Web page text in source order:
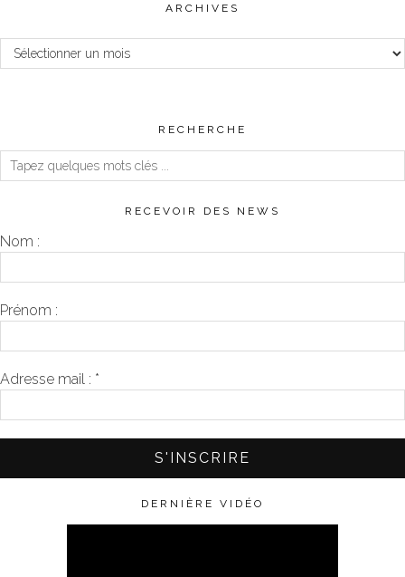
ARCHIVES
Archives
RECHERCHE
RECEVOIR DES NEWS
Nom :
Prénom :
Adresse mail : *
DERNIÈRE VIDÉO